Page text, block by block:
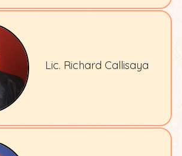
Lic. Richard Callisaya